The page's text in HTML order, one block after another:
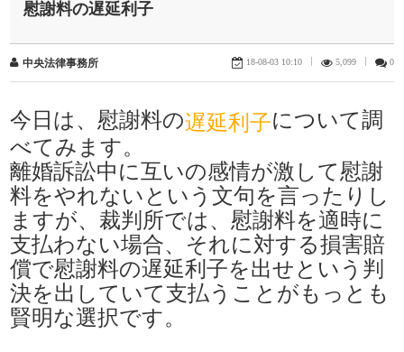
慰謝料の遅延利子
中央法律事務所 18-08-03 10:10 5,099 0
今日は、慰謝料の遅延利子について調
べてみます。
離婚訴訟中に互いの感情が激して慰謝
料をやれないという文句を言ったりし
ますが、裁判所では、慰謝料を適時に
支払わない場合、それに対する損害賠
償で慰謝料の遅延利子を出せという判
決を出していて支払うことがもっとも
賢明な選択です。